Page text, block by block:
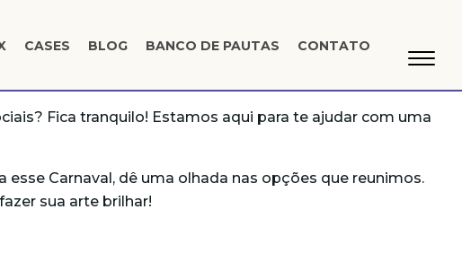
CASES BLOG BANCO DE PAUTAS CONTATO
Fica tranquilo! Estamos aqui para te ajudar com uma
Carnaval, dê uma olhada nas opções que reunimos.
sua arte brilhar!